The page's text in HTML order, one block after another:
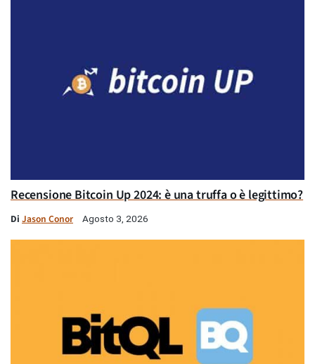
Recensione Bitcoin Up 2024: è una truffa o è legittimo?
Di Jason Conor Agosto 3, 2026